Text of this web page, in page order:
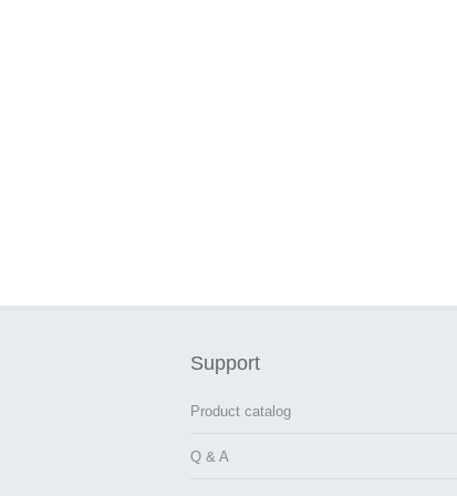
Support
Product catalog
Q & A